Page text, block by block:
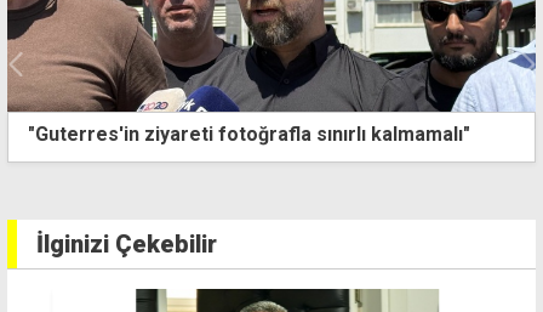
"Kıbrıs meselesinde irtifa kaybediyoruz, Annan
Planı'ndan daha vahim bir süreçle karşı karşıyayız"
İlginizi Çekebilir